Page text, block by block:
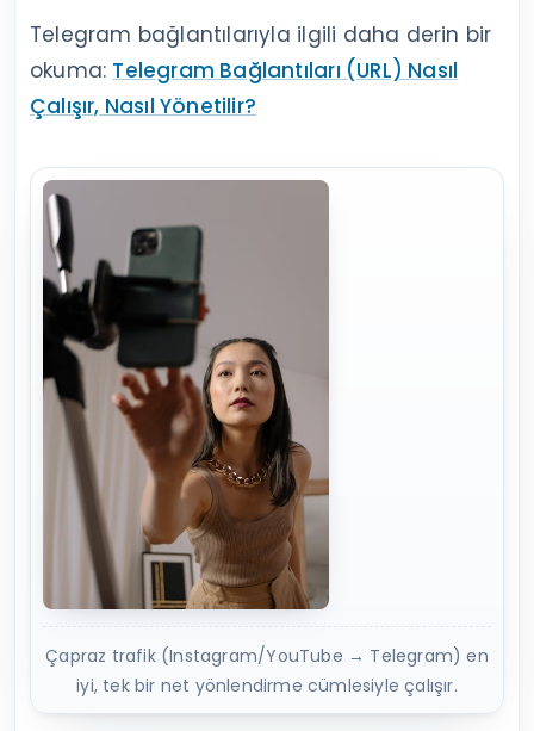
Telegram bağlantılarıyla ilgili daha derin bir
okuma: Telegram Bağlantıları (URL) Nasıl
Çalışır, Nasıl Yönetilir?
Çapraz trafik (Instagram/YouTube → Telegram) en
iyi, tek bir net yönlendirme cümlesiyle çalışır.